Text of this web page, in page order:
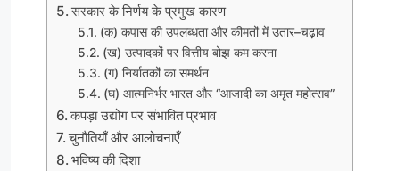
सरकार के निर्णय के प्रमुख कारण
(क) कपास की उपलब्धता और कीमतों में उतार–चढ़ाव
(ख) उत्पादकों पर वित्तीय बोझ कम करना
(ग) निर्यातकों का समर्थन
(घ) आत्मनिर्भर भारत और “आजादी का अमृत महोत्सव”
कपड़ा उद्योग पर संभावित प्रभाव
चुनौतियाँ और आलोचनाएँ
भविष्य की दिशा